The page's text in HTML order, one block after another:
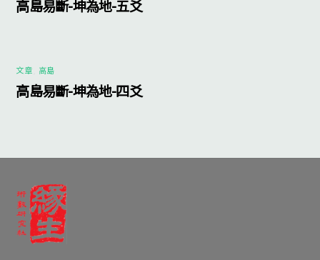
高島易斷-坤為地-五爻
文章 高島
高島易斷-坤為地-四爻